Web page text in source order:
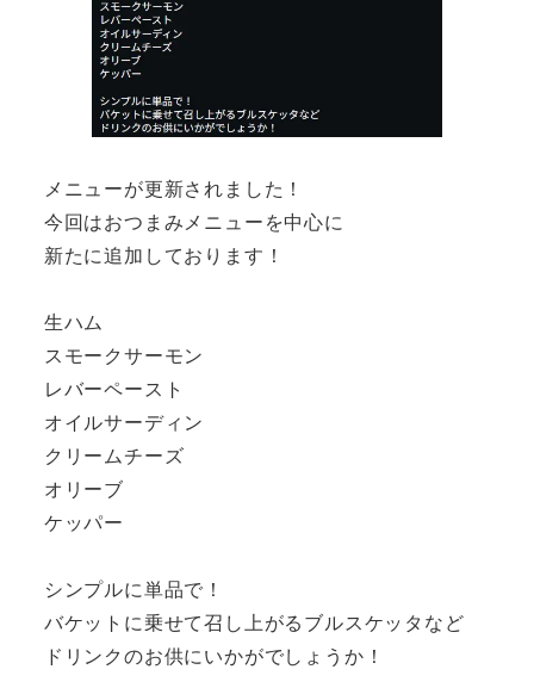
メニューが更新されました！
今回はおつまみメニューを中心に
新たに追加しております！
生ハム
スモークサーモン
レバーペースト
オイルサーディン
クリームチーズ
オリーブ
ケッパー
シンプルに単品で！
バケットに乗せて召し上がるブルスケッタなど
ドリンクのお供にいかがでしょうか！